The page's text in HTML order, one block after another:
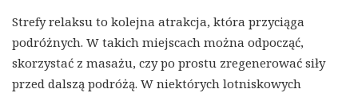
Strefy relaksu to kolejna atrakcja, która przyciąga
podróżnych. W takich miejscach można odpocząć,
skorzystać z masażu, czy po prostu zregenerować siły
przed dalszą podróżą. W niektórych lotniskowych